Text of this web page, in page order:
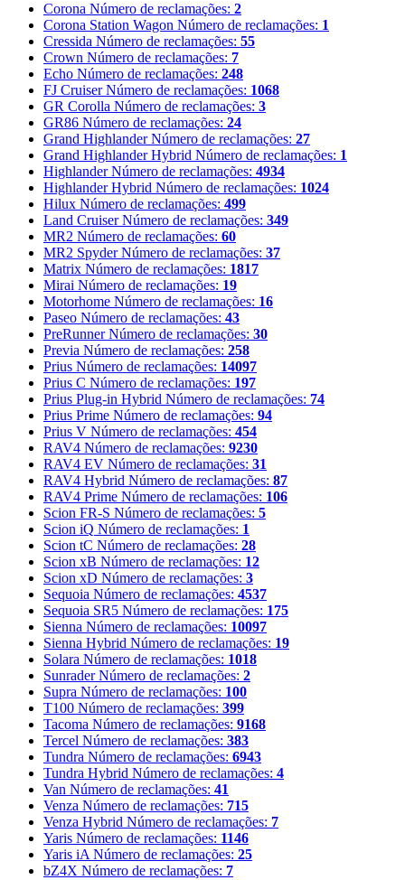
Corona Número de reclamações: 2
Corona Station Wagon Número de reclamações: 1
Cressida Número de reclamações: 55
Crown Número de reclamações: 7
Echo Número de reclamações: 248
FJ Cruiser Número de reclamações: 1068
GR Corolla Número de reclamações: 3
GR86 Número de reclamações: 24
Grand Highlander Número de reclamações: 27
Grand Highlander Hybrid Número de reclamações: 1
Highlander Número de reclamações: 4934
Highlander Hybrid Número de reclamações: 1024
Hilux Número de reclamações: 499
Land Cruiser Número de reclamações: 349
MR2 Número de reclamações: 60
MR2 Spyder Número de reclamações: 37
Matrix Número de reclamações: 1817
Mirai Número de reclamações: 19
Motorhome Número de reclamações: 16
Paseo Número de reclamações: 43
PreRunner Número de reclamações: 30
Previa Número de reclamações: 258
Prius Número de reclamações: 14097
Prius C Número de reclamações: 197
Prius Plug-in Hybrid Número de reclamações: 74
Prius Prime Número de reclamações: 94
Prius V Número de reclamações: 454
RAV4 Número de reclamações: 9230
RAV4 EV Número de reclamações: 31
RAV4 Hybrid Número de reclamações: 87
RAV4 Prime Número de reclamações: 106
Scion FR-S Número de reclamações: 5
Scion iQ Número de reclamações: 1
Scion tC Número de reclamações: 28
Scion xB Número de reclamações: 12
Scion xD Número de reclamações: 3
Sequoia Número de reclamações: 4537
Sequoia SR5 Número de reclamações: 175
Sienna Número de reclamações: 10097
Sienna Hybrid Número de reclamações: 19
Solara Número de reclamações: 1018
Sunrader Número de reclamações: 2
Supra Número de reclamações: 100
T100 Número de reclamações: 399
Tacoma Número de reclamações: 9168
Tercel Número de reclamações: 383
Tundra Número de reclamações: 6943
Tundra Hybrid Número de reclamações: 4
Van Número de reclamações: 41
Venza Número de reclamações: 715
Venza Hybrid Número de reclamações: 7
Yaris Número de reclamações: 1146
Yaris iA Número de reclamações: 25
bZ4X Número de reclamações: 7